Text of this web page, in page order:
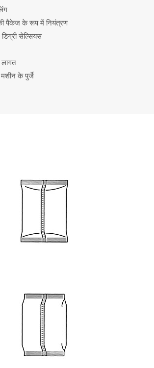
पैकेज के रूप में नियंत्रण
सेल्सियस
मशीन के पुर्जे